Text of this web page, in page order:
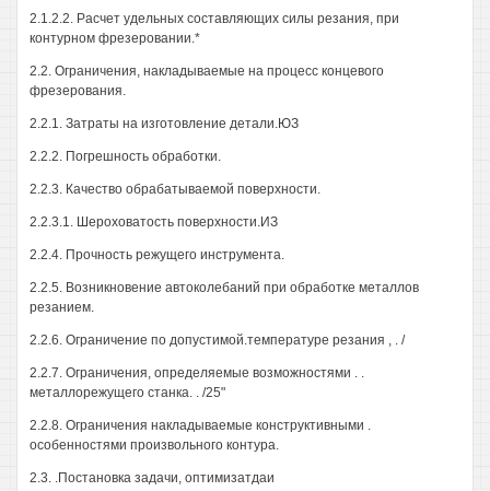
2.1.2.2. Расчет удельных составляющих силы резания, при
контурном фрезеровании.*
2.2. Ограничения, накладываемые на процесс концевого
фрезерования.
2.2.1. Затраты на изготовление детали.ЮЗ
2.2.2. Погрешность обработки.
2.2.3. Качество обрабатываемой поверхности.
2.2.3.1. Шероховатость поверхности.ИЗ
2.2.4. Прочность режущего инструмента.
2.2.5. Возникновение автоколебаний при обработке металлов
резанием.
2.2.6. Ограничение по допустимой.температуре резания , . /
2.2.7. Ограничения, определяемые возможностями . .
металлорежущего станка. . /25"
2.2.8. Ограничения накладываемые конструктивными .
особенностями произвольного контура.
2.3. .Постановка задачи, оптимизатдаи